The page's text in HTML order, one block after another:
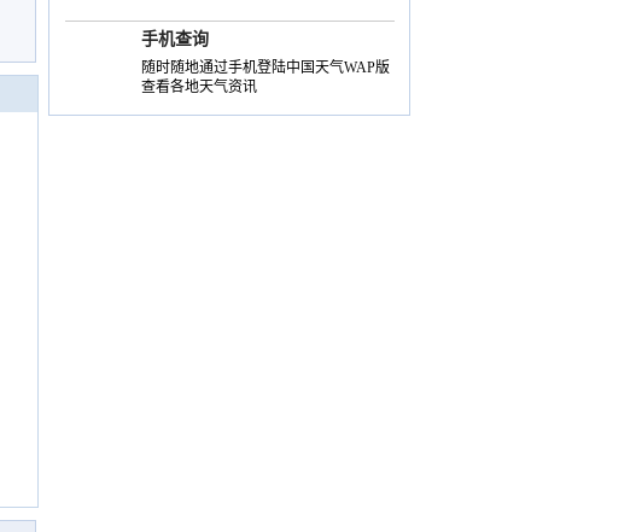
手机查询
随时随地通过手机登陆中国天气WAP版
查看各地天气资讯